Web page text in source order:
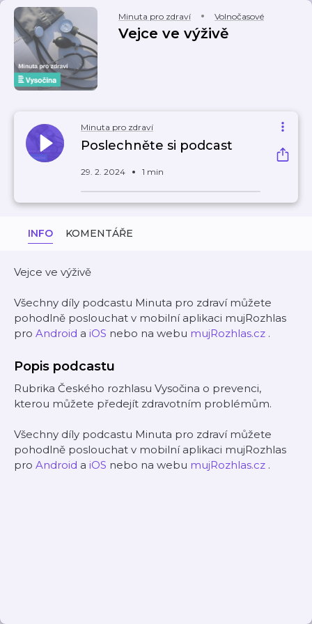
Minuta pro zdraví Volnočasové
Vejce ve výživě
Minuta pro zdraví
Poslechněte si podcast
29. 2. 2024 1 min
INFO KOMENTÁŘE
Vejce ve výživě
Všechny díly podcastu Minuta pro zdraví můžete
pohodlně poslouchat v mobilní aplikaci mujRozhlas
pro Android a iOS nebo na webu mujRozhlas.cz .
Popis podcastu
Rubrika Českého rozhlasu Vysočina o prevenci,
kterou můžete předejít zdravotním problémům.
Všechny díly podcastu Minuta pro zdraví můžete
pohodlně poslouchat v mobilní aplikaci mujRozhlas
pro Android a iOS nebo na webu mujRozhlas.cz .